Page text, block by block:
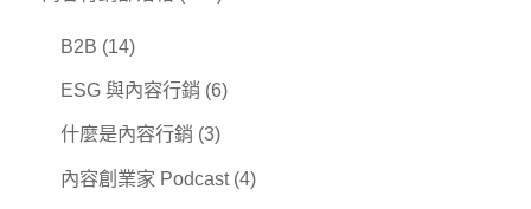
B2B (14)
ESG 與內容行銷 (6)
什麼是內容行銷 (3)
內容創業家 Podcast(4)